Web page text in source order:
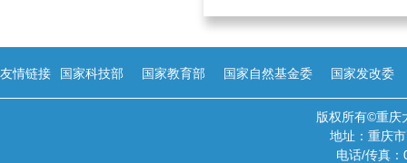
友情链接 国家科技部 国家教育部 国家自然基金委 国家发改委
版权所有©重庆
地址：重庆
电话/传真